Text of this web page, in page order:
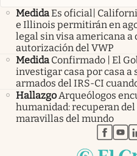
MedidaEs oficial|
e Illinois permitirán en
legal sin visa americana
autorización del VWP
Medida Confirmado | El
investigar casa por casa a
armados del IRS-CI
Hallazgo Arqueólogos
humanidad: recuperan del
maravillas del mundo
abre